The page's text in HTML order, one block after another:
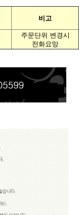
비고
주문단위 변경시
전화요망